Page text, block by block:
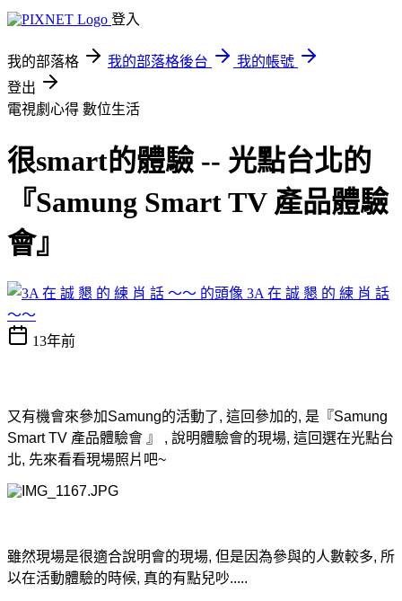
登入
我的部落格 我的部落格後台
我的帳號
登出
電視劇心得 數位生活
很smart的體驗 -- 光點台北的
『Samung Smart TV 產品體驗
會』
3A 在 誠 懇 的 練 肖 話
～～
13年前
又有機會來參加Samung的活動了, 這回參加的, 是 『Samung
Smart TV 產品體驗會 』 , 說明體驗會的現場, 這回選在光點台
北, 先來看看現場照片吧~
雖然現場是很適合說明會的現場, 但是因為參與的人數較多, 所
以在活動體驗的時候, 真的有點兒吵.....